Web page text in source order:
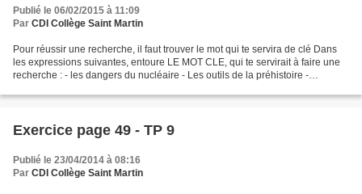
Publié le 06/02/2015 à 11:09
Par CDI Collège Saint Martin
Pour réussir une recherche, il faut trouver le mot qui te servira de clé Dans
les expressions suivantes, entoure LE MOT CLE, qui te servirait à faire une
recherche : - les dangers du nucléaire - Les outils de la préhistoire -
Exercice page 49 - TP 9
Publié le 23/04/2014 à 08:16
Par CDI Collège Saint Martin